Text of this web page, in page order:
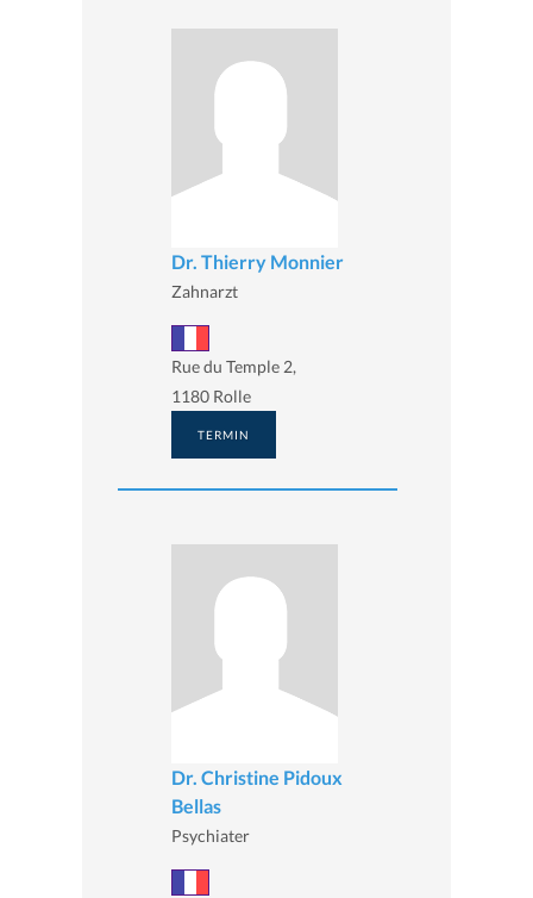
Dr. Thierry Monnier
Zahnarzt
Rue du Temple 2,
1180 Rolle
TERMIN
Dr. Christine Pidoux
Bellas
Psychiater